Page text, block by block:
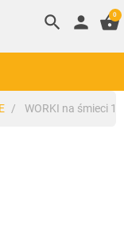
search person shopping_basket
0
WORKI na śmieci